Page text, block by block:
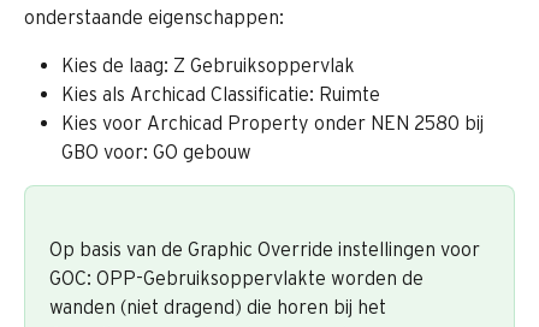
onderstaande eigenschappen:
Kies de laag: Z Gebruiksoppervlak
Kies als Archicad Classificatie: Ruimte
Kies voor Archicad Property onder NEN 2580 bij
GBO voor: GO gebouw
Op basis van de Graphic Override instellingen voor
GOC: OPP-Gebruiksoppervlakte worden de
wanden (niet dragend) die horen bij het